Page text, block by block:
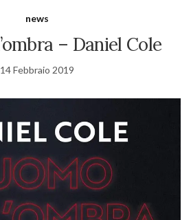
news
– Daniel Cole
14 Febbraio 2019